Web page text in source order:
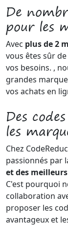
De
pour les
Avec plus de 2
vous êtes sûr
vos besoins. ,
grandes
vos achats en
Des
les
Chez
passionnés par
et des
C'est pourquoi
collaboration
proposer les
avantageux et